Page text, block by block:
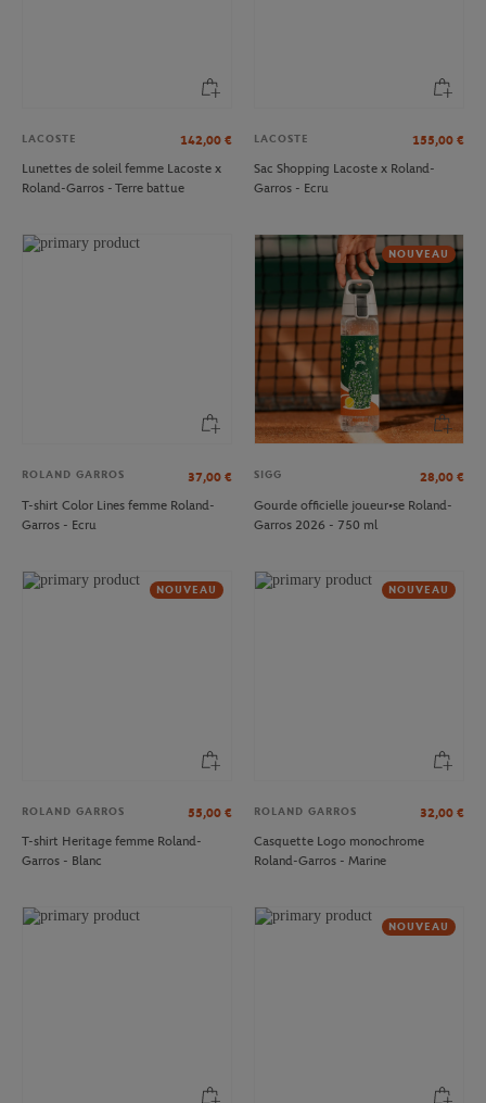
LACOSTE 142,00 €
Lunettes de soleil femme Lacoste x
Roland-Garros - Terre battue
LACOSTE 155,00 €
Sac Shopping Lacoste x Roland-
Garros - Ecru
ROLAND GARROS 37,00 €
T-shirt Color Lines femme Roland-
Garros - Ecru
NOUVEAU
SIGG 28,00 €
Gourde officielle joueur•se Roland-
Garros 2026 - 750 ml
NOUVEAU
ROLAND GARROS 55,00 €
T-shirt Heritage femme Roland-
Garros - Blanc
NOUVEAU
ROLAND GARROS 32,00 €
Casquette Logo monochrome
Roland-Garros - Marine
NOUVEAU